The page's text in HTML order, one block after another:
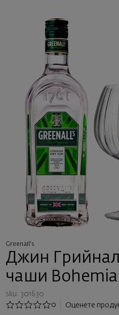
Greenall's
Джин
чаши Bohemia
sku: 301630
0
Оценете